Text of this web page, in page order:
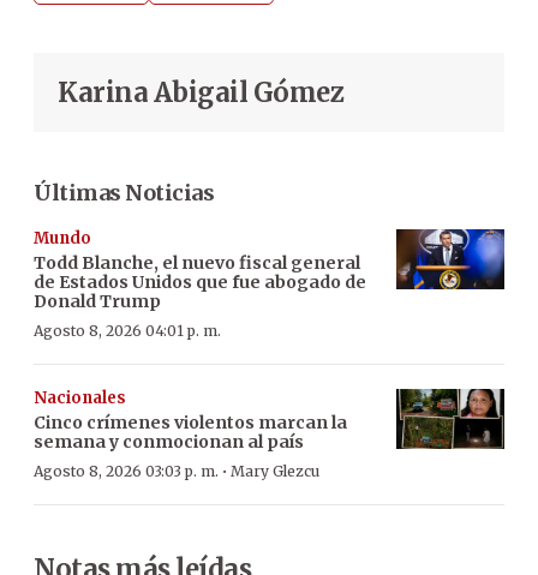
Karina Abigail Gómez
Últimas Noticias
Mundo
Todd Blanche, el nuevo fiscal general
de Estados Unidos que fue abogado de
Donald Trump
Agosto 8, 2026 04:01 p. m.
Nacionales
Cinco crímenes violentos marcan la
semana y conmocionan al país
Agosto 8, 2026 03:03 p. m. · Mary Glezcu